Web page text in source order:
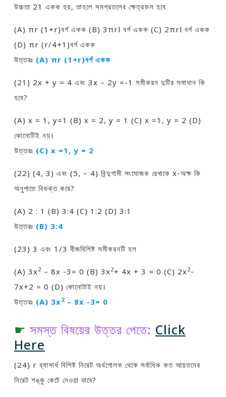
উচ্চতা 21 একক হয়, তাহলে সমগ্রতলের ক্ষেত্রফল হবে
(A) πr (1+r)বর্গ একক (B) 3πrl বর্গ একক (C) 2πrl বর্গ একক
(D) πr (r/4+1)বর্গ একক
উত্তরঃ (A) πr (1+r)বর্গ একক
(21) 2x + y = 4 এবং 3x – 2y =-1 সমীকরন দুটির সমাধান কি
হবে?
(A) x = 1, y=1 (B) x = 2, y = 1 (C) x =1, y = 2 (D)
কোনােটিই নয়।
উত্তরঃ (C) x =1, y = 2
(22) (4, 3) এবং (5, – 4) বিন্দুগামী সংযােজক রেখাকে x-অক্ষ কি
অনুপাতে বিভক্ত করে?
(A) 2 : 1 (B) 3:4 (C) 1:2 (D) 3:1
উত্তরঃ (B) 3:4
(23) 3 এবং 1/3 বীজবিশিষ্ট সমীকরনটি হল
(A) 3x2 – 8x -3= 0 (B) 3x2+ 4x + 3 = 0 (C) 2x2-
7x+2 = 0 (D) কোনােটাই নয়।
উত্তরঃ (A) 3x2 – 8x -3= 0
☛ সমস্ত বিষয়ের উত্তর পেতে: Click
Here
(24) r ব্যাসার্ধ বিশিষ্ট নিরেট অর্ধগােলক থেকে সর্বাধিক কত আয়তনের
নিরেট শঙ্কু কেটে নেওয়া যাবে?